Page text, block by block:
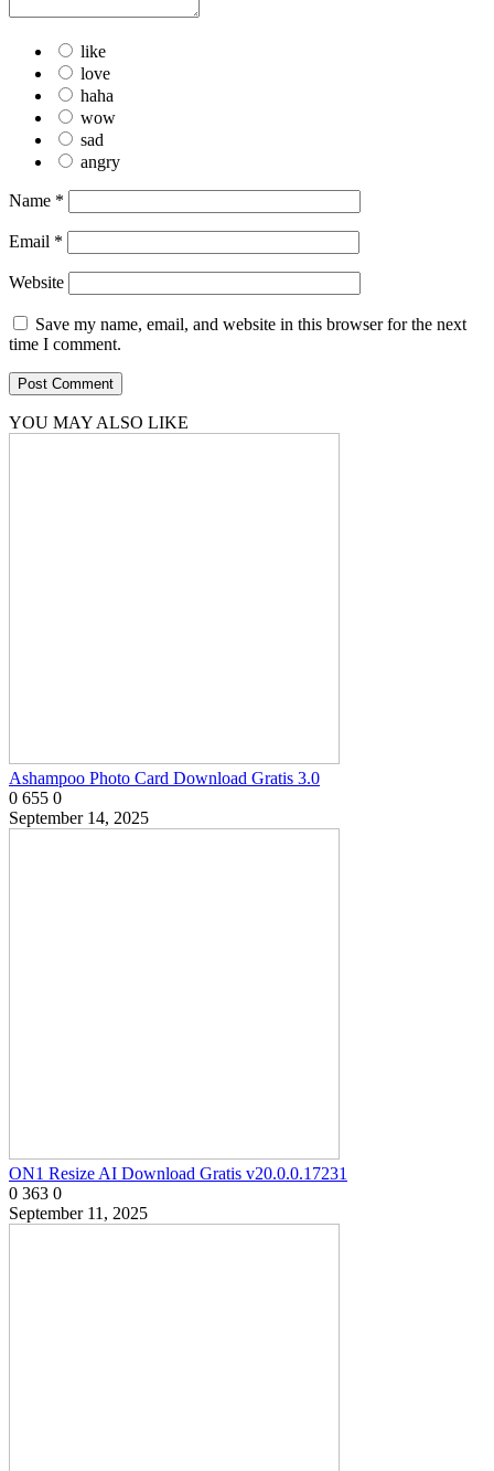
like
love
haha
wow
sad
angry
Name *
Email *
Website
Save my name, email, and website in this browser for the next
time I comment.
YOU MAY ALSO LIKE
Ashampoo Photo Card Download Gratis 3.0
0 655 0
September 14, 2025
ON1 Resize AI Download Gratis v20.0.0.17231
0 363 0
September 11, 2025